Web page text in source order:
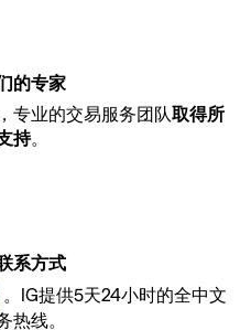
的专家
专业的交易服务团队取得所
持。
系方式
。IG提供5天24小时的全中文
热线。